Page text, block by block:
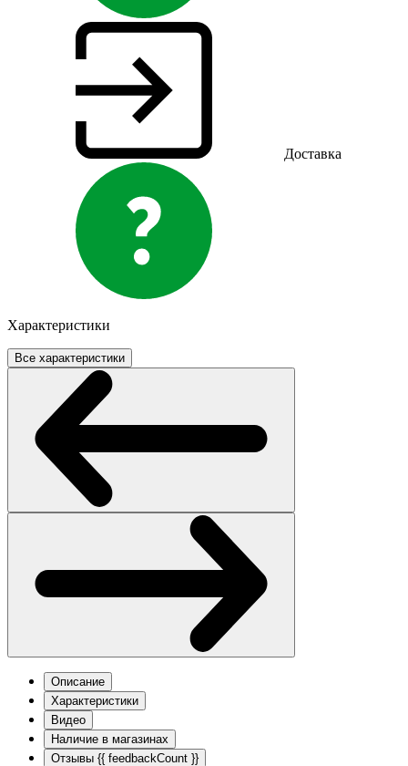
Доставка
Характеристики
Все характеристики
Описание
Характеристики
Видео
Наличие в магазинах
Отзывы {{ feedbackCount }}